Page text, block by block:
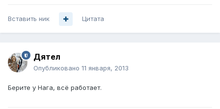
Вставить ник Цитата
Дятел
Опубликовано 11 января, 2013
Берите у Нага, всё работает.